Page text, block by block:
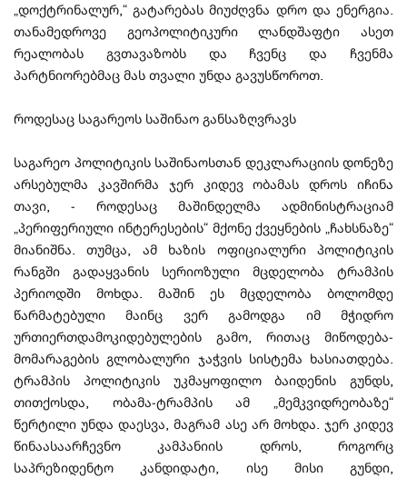
„დოქტრინალურ,“ გატარებას მიუძღვნა დრო და ენერგია.
თანამედროვე გეოპოლიტიკური ლანდშაფტი ასეთ
რეალობას გვთავაზობს და ჩვენც და ჩვენმა
პარტნიორებმაც მას თვალი უნდა გავუსწოროთ.
როდესაც საგარეოს საშინაო განსაზღვრავს
საგარეო პოლიტიკის საშინაოსთან დეკლარაციის დონეზე
არსებულმა კავშირმა ჯერ კიდევ ობამას დროს იჩინა
თავი, - როდესაც მაშინდელმა ადმინისტრაციამ
„პერიფერიული ინტერესების“ მქონე ქვეყნების „ჩახსნაზე“
მიანიშნა. თუმცა, ამ ხაზის ოფიციალური პოლიტიკის
რანგში გადაყვანის სერიოზული მცდელობა ტრამპის
პერიოდში მოხდა. მაშინ ეს მცდელობა ბოლომდე
წარმატებული მაინც ვერ გამოდგა იმ მჭიდრო
ურთიერთდამოკიდებულების გამო, რითაც მიწოდება-
მომარაგების გლობალური ჯაჭვის სისტემა ხასიათდება.
ტრამპის პოლიტიკის უკმაყოფილო ბაიდენის გუნდს,
თითქოსდა, ობამა-ტრამპის ამ „მემკვიდრეობაზე“
წერტილი უნდა დაესვა, მაგრამ ასე არ მოხდა. ჯერ კიდევ
წინაასაარჩევნო კამპანიის დროს, როგორც
საპრეზიდენტო კანდიდატი, ისე მისი გუნდი,